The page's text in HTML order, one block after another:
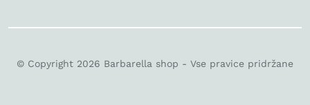
© Copyright 2026 Barbarella shop - Vse pravice pridržane